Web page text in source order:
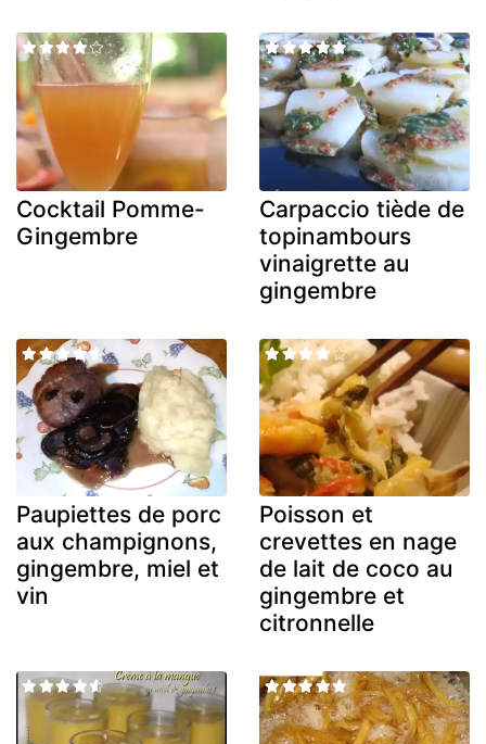
Cocktail Pomme-
Gingembre
Carpaccio tiède de
topinambours
vinaigrette au
gingembre
Paupiettes de porc
aux champignons,
gingembre, miel et
vin
Poisson et
crevettes en nage
de lait de coco au
gingembre et
citronnelle